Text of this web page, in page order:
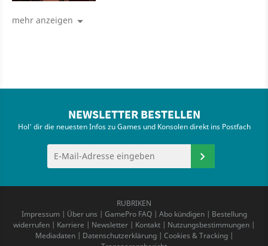
mehr anzeigen
NEWSLETTER BESTELLEN
Hol' dir die neuesten Infos zu Games und Konsolen direkt ins Postfach
RUBRIKEN
Impressum| Über uns | GamePro FAQ| Abo kündigen| Bestellung
widerrufen | Karriere | Newsletter | Kontakt | Nutzungsbestimmungen |
Mediadaten| Datenschutzerklärung| Cookies & Tracking|